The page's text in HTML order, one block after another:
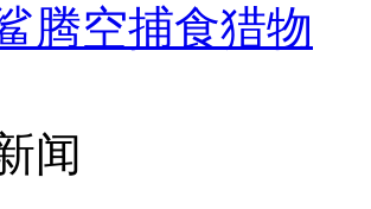
腾空捕食猎物
闻